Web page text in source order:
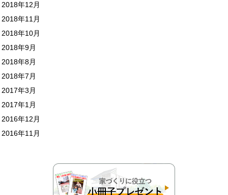
2018年12月
2018年11月
2018年10月
2018年9月
2018年8月
2018年7月
2017年3月
2017年1月
2016年12月
2016年11月